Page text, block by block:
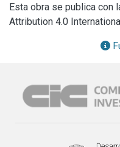
Esta obra se publica con
Attribution 4.0